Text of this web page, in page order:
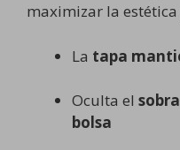
maximizar la
La tapa
Oculta el
bolsa